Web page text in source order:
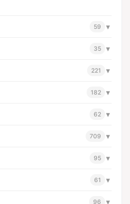
59 ▾
35 ▾
221 ▾
182 ▾
62 ▾
709 ▾
95 ▾
61 ▾
96 ▾